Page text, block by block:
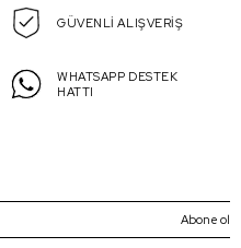
GÜVENLİ ALIŞVERİŞ
WHATSAPP DESTEK
HATTI
Abone ol